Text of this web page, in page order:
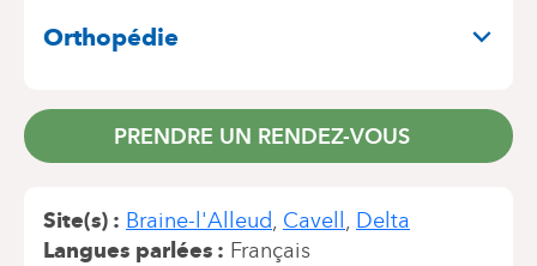
Orthopédie
PRENDRE UN RENDEZ-VOUS
Site(s) Braine-l'Alleud Cavell
Delta
Langues parlées
Français